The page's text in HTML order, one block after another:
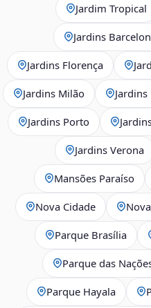
Jardim Tropical
Jardins
Jardins Florença
Jardins Milão
Jardins Porto
Jardins Verona
Mansões Paraíso
Nova Cidade
Parque Brasília
Parque das
Parque Hayala